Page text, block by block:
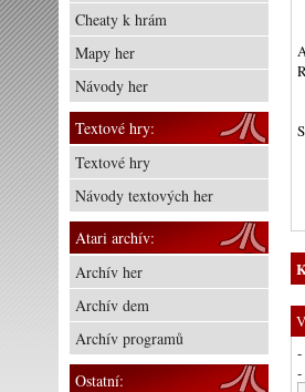
-
-
Cheaty k hrám
Mapy her
Návody her
Textové hry:
Textové hry
Návody textových her
Atari archív:
Archív her
Archív dem
Archív programů
Ostatní: